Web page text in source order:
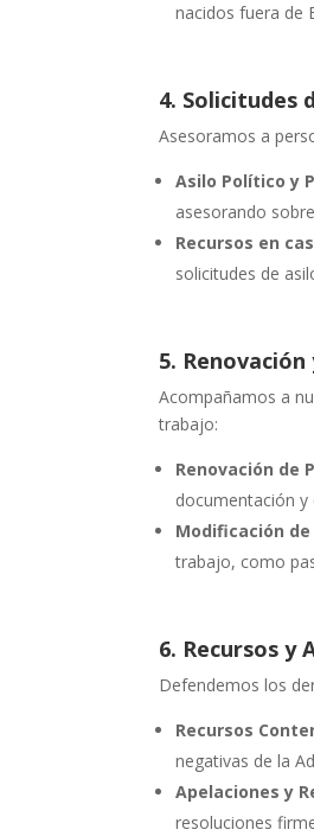
nacidos fuera de
4. Solicitudes
Asesoramos a
Asilo Político y
asesorando
Recursos en
solicitudes de
5.
Acompañamos a
trabajo:
Renovación de
documentación y
Modificación
trabajo, como
6. Recursos y
Defendemos los
Recursos
negativas de la
Apelaciones y
resoluciones